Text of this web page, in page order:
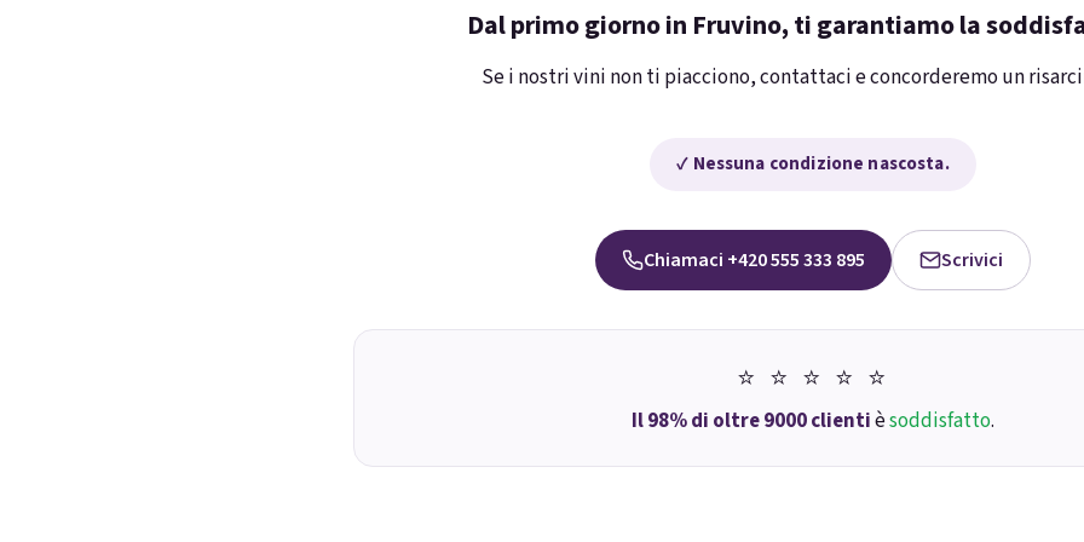
Dal primo giorno in Fruvino, ti garantiamo la
Se i nostri vini non ti piacciono, contattaci e concorderemo un
✓ Nessuna condizione nascosta.
Chiamaci +420 555 333 895 Scrivici
⭐ ⭐ ⭐ ⭐ ⭐
Il 98% di oltre 9000 clientièsoddisfatto.